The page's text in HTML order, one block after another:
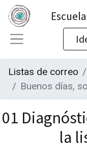
Listas de correo
Buenos días,
01
la